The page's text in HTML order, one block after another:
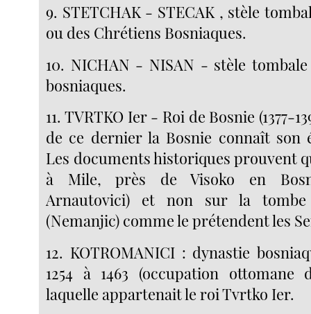
9. STETCHAK - STECAK , stèle
ou des Chrétiens Bosniaques.
10. NICHAN - NISAN - stèle
bosniaques.
11. TVRTKO Ier - Roi de Bosnie (1377-
de ce dernier la Bosnie connaît son
Les documents historiques prouvent
à Mile, près de Visoko en
Arnautovici) et non sur la tombe
(Nemanjic) comme le prétendent les
12. KOTROMANICI : dynastie
1254 à 1463 (occupation ottomane
laquelle appartenait le roi Tvrtko Ier.